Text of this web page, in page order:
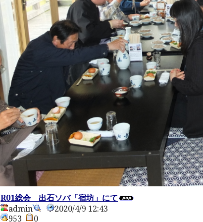
R01総会 出石ソバ「宿坊」にて
admin
2020/4/9 12:43
953
0